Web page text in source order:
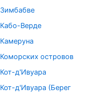
Верде
островов
д'Ивуара
д'Ивуара (Берег